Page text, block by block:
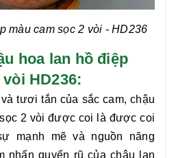
màu cam sọc 2 vòi - HD236
hoa lan hồ điệp
HD236:
tươi tắn của sắc cam, chậu
2 vòi được coi là được coi
mạnh mẽ và nguồn năng
nhấn quyến rũ của chậu
lan